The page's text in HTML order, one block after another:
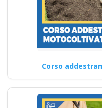
Corso